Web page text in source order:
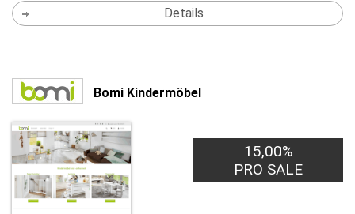
Details
Bomi Kindermöbel
15,00%
PRO SALE